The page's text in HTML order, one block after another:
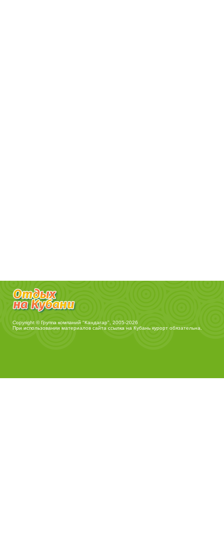
Copyright © Группа компаний "Кандагар", 2005-2026
При использовании материалов сайта ссылка на Кубань курорт обязательна.